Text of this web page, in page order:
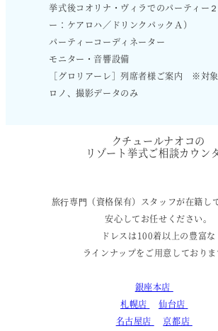
挙式後コオリナ・ヴィラでのパーティー
ー：ケアロハ／ドリンクパックＡ）
パーティーコーディネーター
モニター・音響設備
［グロリアーレ］列席者様ご案内 ※対象
ロノ、撮影データのみ
クチュールナオコの
リゾート挙式ご相談カウン
旅⾏専⾨（資格保有）スタッフが在籍し
安心してお任せください。
ドレスは100着以上の豊富な
ラインナップをご用意しておりま
銀座本店
札幌店
仙台店
名古屋店
京都店